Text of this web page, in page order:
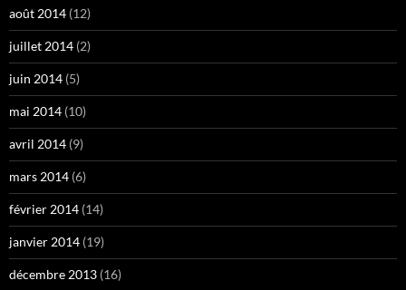
août 2014 (12)
juillet 2014 (2)
juin 2014 (5)
mai 2014 (10)
avril 2014 (9)
mars 2014 (6)
février 2014 (14)
janvier 2014 (19)
décembre 2013 (16)